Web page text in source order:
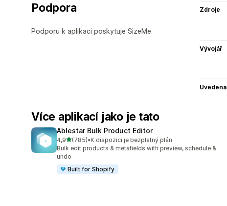
Podpora
Podporu k aplikaci poskytuje SizeMe.
Zdroje
Vývojář
Uvedena
Více aplikací jako je tato
Ablestar Bulk Product Editor
4,9z 5 hvězd
(785)
Celkový počet recenzí: 785
•K dispozici je bezplatný plán
Bulk edit products & metafields with preview, schedule &
undo
Built for Shopify